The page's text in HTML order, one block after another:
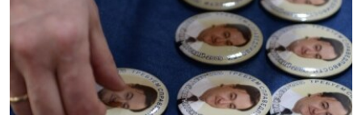
пошуку
ВСЕ ЗА ДЕНЬ
СПЕЦПРОЕКТИ
ДЕПОРТАЦІЯ
ЯК ОБІЙТИ БЛОКУВАННЯ